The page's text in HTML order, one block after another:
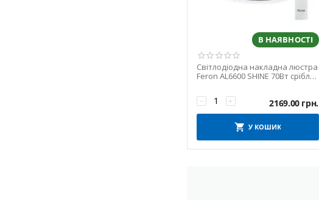
В НАЯВНОСТІ
Світлодіодна накладна люстра
Feron AL6600 SHINE 70Вт срібло
+
− 2169.00 грн.
У КОШИК